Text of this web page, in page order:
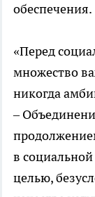
обеспечения.
«Перед
множество
никогда
–
в
целью,